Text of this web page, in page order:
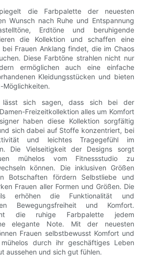
die Farbpalette der neuesten
Wunsch nach Ruhe und Entspannung
Erdtöne und beruhigende
die Kollektion und schaffen eine
Frauen Anklang findet, die im Chaos
Diese Farbtöne strahlen nicht nur
ermöglichen auch eine einfache
Kleidungsstücken und bieten
Möglichkeiten.
lässt sich sagen, dass sich bei der
Freizeitkollektion alles um Komfort
haben diese Kollektion sorgfältig
sich dabei auf Stoffe konzentriert, bei
und leichtes Tragegefühl im
Die Vielseitigkeit der Designs sorgt
mühelos vom Fitnessstudio zu
können. Die inklusiven Größen
Botschaften fördern Selbstliebe und
Frauen aller Formen und Größen. Die
erhöhen die Funktionalität und
Bewegungsfreiheit und Komfort.
die ruhige Farbpalette jedem
elegante Note. Mit der neuesten
Frauen selbstbewusst Komfort und
durch ihr geschäftiges Leben
aussehen und sich gut fühlen.